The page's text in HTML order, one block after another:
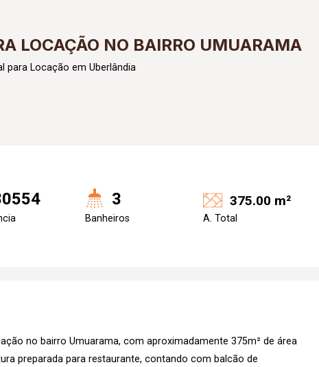
LOCAÇÃO NO BAIRRO UMUARAMA
para Locação em Uberlândia
3
Banheiros
375.00 m²
A. Total
no bairro Umuarama, com aproximadamente 375m² de área
preparada para restaurante, contando com balcão de